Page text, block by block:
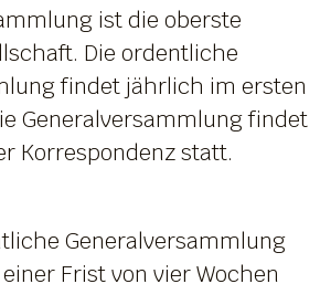
ist die oberste
Die ordentliche
findet jährlich im ersten
Generalversammlung findet
Korrespondenz statt.
Generalversammlung
Frist von vier Wochen